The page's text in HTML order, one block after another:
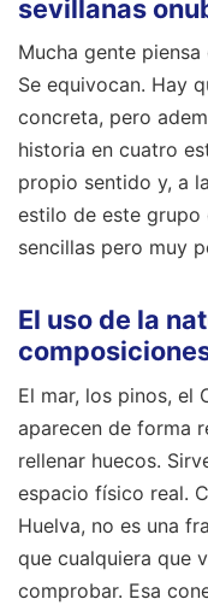
Mucha gente piensa
Se equivocan. Hay
concreta, pero
historia en cuatro
propio sentido y, a
estilo de este grupo
sencillas pero muy
El mar, los pinos, el
aparecen de forma
rellenar huecos.
espacio físico real.
Huelva, no es una
que cualquiera que
comprobar. Esa
que su obra sea